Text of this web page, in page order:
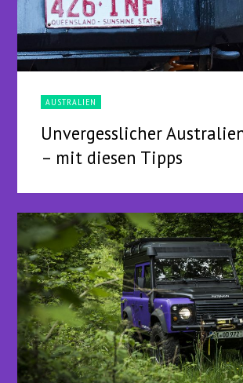
AUSTRALIEN
Unvergesslicher
– mit diesen Tipps